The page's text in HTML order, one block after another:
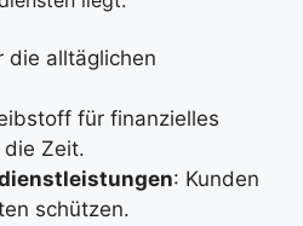
die alltäglichen
für finanzielles
die Zeit.
: Kunden
schützen.